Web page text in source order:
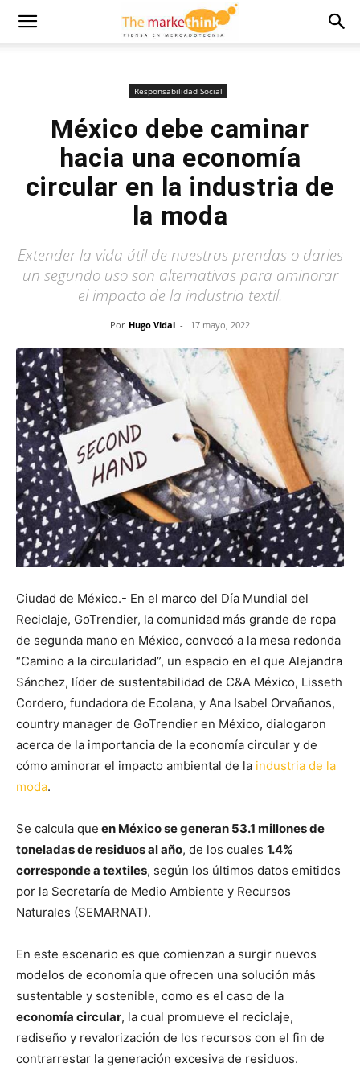
Responsabilidad Social
México debe caminar
hacia una economía
circular en la industria de
la moda
Extender la vida útil de nuestras prendas o darles
un segundo uso son alternativas para aminorar
el impacto de la industria textil.
Por Hugo Vidal - 17 mayo, 2022
Ciudad de México.- En el marco del Día Mundial del
Reciclaje, GoTrendier, la comunidad más grande de ropa
de segunda mano en México, convocó a la mesa redonda
“Camino a la circularidad”, un espacio en el que Alejandra
Sánchez, líder de sustentabilidad de C&A México, Lisseth
Cordero, fundadora de Ecolana, y Ana Isabel Orvañanos,
country manager de GoTrendier en México, dialogaron
acerca de la importancia de la economía circular y de
cómo aminorar el impacto ambiental de la industria de la
moda.
Se calcula que en México se generan 53.1 millones de
toneladas de residuos al año, de los cuales 1.4%
corresponde a textiles, según los últimos datos emitidos
por la Secretaría de Medio Ambiente y Recursos
Naturales (SEMARNAT).
En este escenario es que comienzan a surgir nuevos
modelos de economía que ofrecen una solución más
sustentable y sostenible, como es el caso de la
economía circular, la cual promueve el reciclaje,
rediseño y revalorización de los recursos con el fin de
contrarrestar la generación excesiva de residuos.